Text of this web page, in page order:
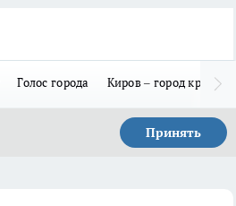
Голос города Киров – город
Принять